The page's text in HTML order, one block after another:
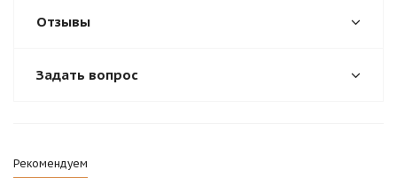
Отзывы
Задать вопрос
Рекомендуем